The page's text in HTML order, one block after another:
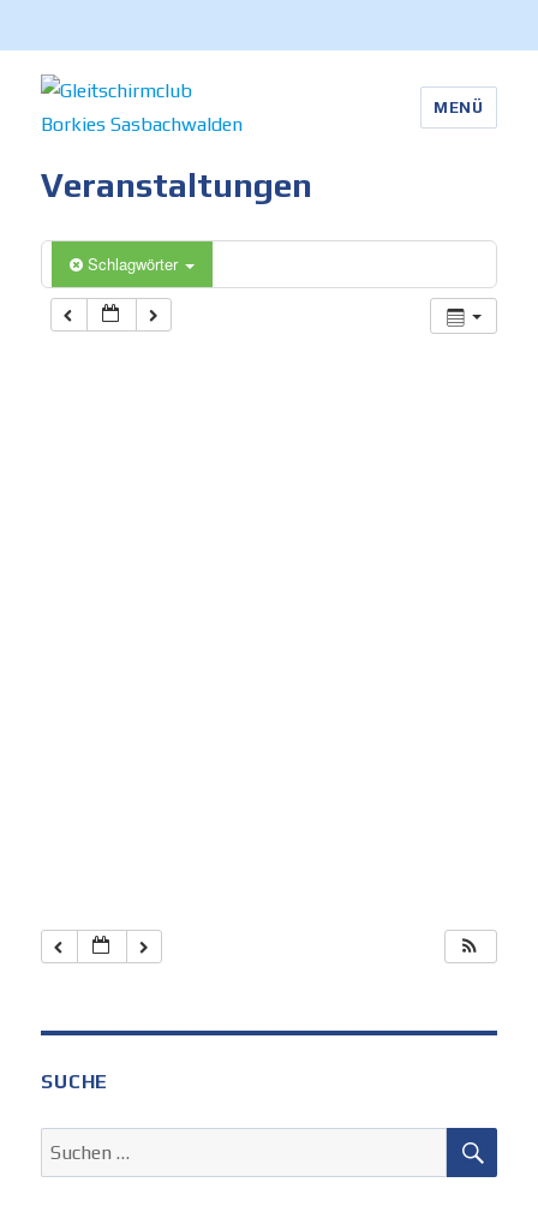
Gleitschirmclub Borkies
Sasbachwalden
MENÜ
Veranstaltungen
Schlagwörter
SUCHE
Suchen
nach: